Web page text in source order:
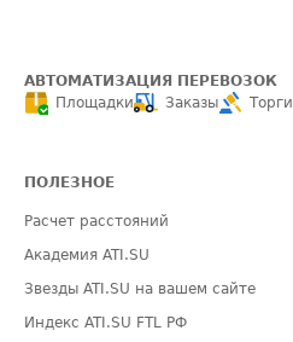
АВТОМАТИЗАЦИЯ ПЕРЕВОЗОК
Площадки
Заказы Торги
ПОЛЕЗНОЕ
Расчет расстояний
Академия ATI.SU
Звезды ATI.SU на вашем сайте
Индекс ATI.SU FTL РФ